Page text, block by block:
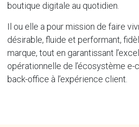
boutique digitale au quotidien.
Il ou elle a pour mission de faire
désirable, fluide et performant,
marque, tout en garantissant
opérationnelle de l’écosystème e-
back-office à l’expérience client.